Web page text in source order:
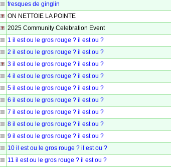
fresques de ginglin
ON NETTOIE LA POINTE
2025 Community Celebration Event
1 il est ou le gros rouge ? il est ou ?
2 il est ou le gros rouge ? il est ou ?
3 il est ou le gros rouge ? il est ou ?
4 il est ou le gros rouge ? il est ou ?
5 il est ou le gros rouge ? il est ou ?
6 il est ou le gros rouge ? il est ou ?
7 il est ou le gros rouge ? il est ou ?
8 il est ou le gros rouge ? il est ou ?
9 il est ou le gros rouge ? il est ou ?
10 il est ou le gros rouge ? il est ou ?
11 il est ou le gros rouge ? il est ou ?